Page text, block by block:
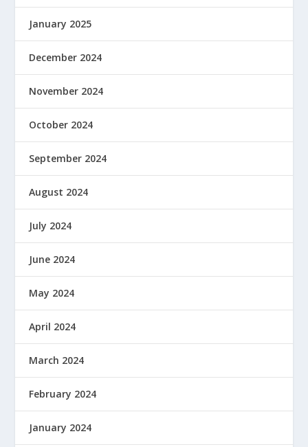
January 2025
December 2024
November 2024
October 2024
September 2024
August 2024
July 2024
June 2024
May 2024
April 2024
March 2024
February 2024
January 2024